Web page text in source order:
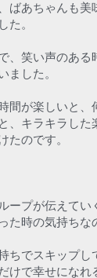
ばあちゃんも美
た。
、笑い声のある
ました。
間が楽しいと、
、キラキラした
たのです。
ープが伝えてい
た時の気持ちな
ちでスキップし
けで幸せになれ